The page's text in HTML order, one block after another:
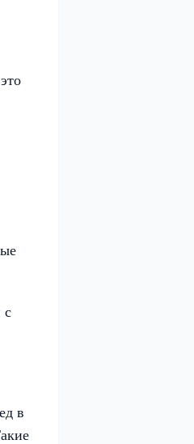
с
в